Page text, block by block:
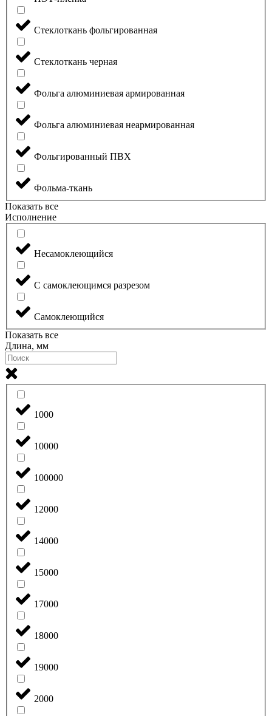
Стеклоткань фольгированная
Стеклоткань черная
Фольга алюминиевая армированная
Фольга алюминиевая неармированная
Фольгированный ПВХ
Фольма-ткань
Показать все
Исполнение
Несамоклеющийся
С самоклеющимся разрезом
Самоклеющийся
Показать все
Длина, мм
1000
10000
100000
12000
14000
15000
17000
18000
19000
2000